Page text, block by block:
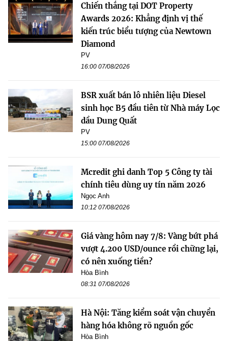
Chiến thắng tại DOT Property
Awards 2026: Khẳng định vị thế
kiến trúc biểu tượng của Newtown
Diamond
PV
16:00 07/08/2026
BSR xuất bán lô nhiên liệu Diesel
sinh học B5 đầu tiên từ Nhà máy Lọc
dầu Dung Quất
PV
15:00 07/08/2026
Mcredit ghi danh Top 5 Công ty tài
chính tiêu dùng uy tín năm 2026
Ngọc Anh
10:12 07/08/2026
Giá vàng hôm nay 7/8: Vàng bứt phá
vượt 4.200 USD/ounce rồi chững lại,
có nên xuống tiền?
Hòa Bình
08:31 07/08/2026
Hà Nội: Tăng kiểm soát vận chuyển
hàng hóa không rõ nguồn gốc
Hòa Bình